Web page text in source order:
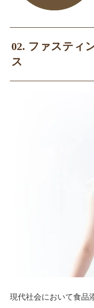
02. ファスティ
ス
現代社会において食品